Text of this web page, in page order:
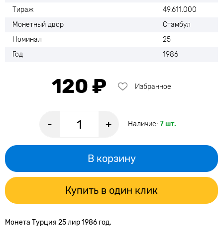
Тираж
49.611.000
Монетный двор
Стамбул
Номинал
25
Год
1986
120 ₽ Избранное
- + Наличие: 7 шт.
В корзину
Купить в один клик
Монета Турция 25 лир 1986 год.